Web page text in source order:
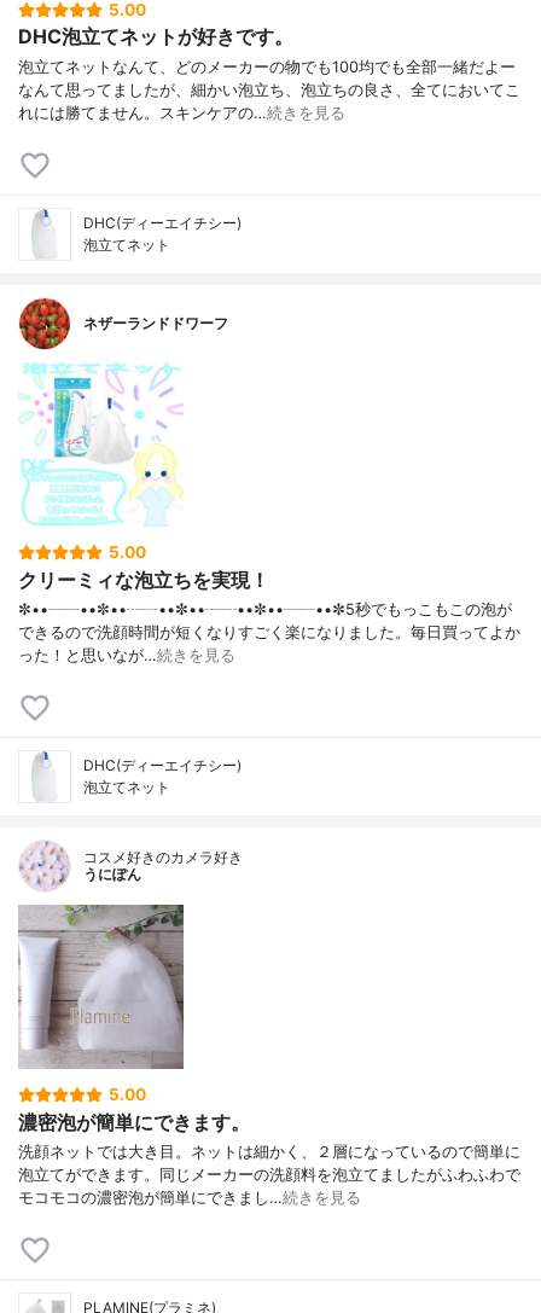
5.00
DHC泡立てネットが好きです。
泡立てネットなんて、どのメーカーの物でも100均でも全部一緒だよー
なんて思ってましたが、細かい泡立ち、泡立ちの良さ、全てにおいてこ
れには勝てません。スキンケアの…続きを見る
DHC(ディーエイチシー)
泡立てネット
ネザーランドドワーフ
5.00
クリーミィな泡立ちを実現！
✼••┈┈••✼••┈┈••✼••┈┈••✼••┈┈••✼5秒でもっこもこの泡が
できるので洗顔時間が短くなりすごく楽になりました。毎日買ってよか
った！と思いなが…続きを見る
DHC(ディーエイチシー)
泡立てネット
コスメ好きのカメラ好き
うにぽん
5.00
濃密泡が簡単にできます。
洗顔ネットでは大き目。ネットは細かく、２層になっているので簡単に
泡立てができます。同じメーカーの洗顔料を泡立てましたがふわふわで
モコモコの濃密泡が簡単にできまし…続きを見る
PLAMINE(プラミネ)